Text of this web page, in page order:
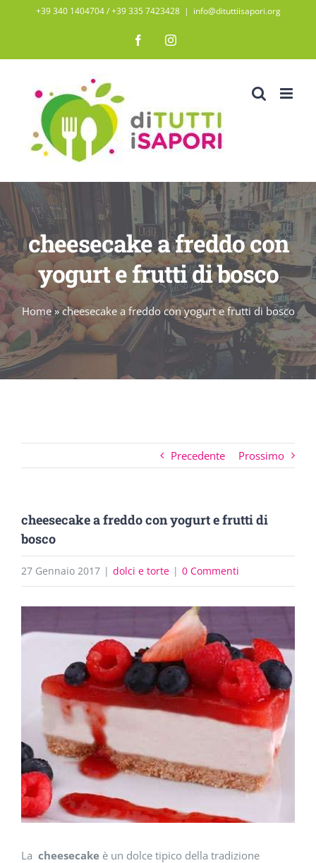
contenuto
+39 340 1404704 / ‭+39 335 7423428‬ | info@dituttiisapori.org
FacebookInstagram
cheesecake a freddo con
yogurt e frutti di bosco
Home»cheesecake a freddo con yogurt e frutti di bosco
Precedente Prossimo
cheesecake a freddo con yogurt e frutti di
bosco
27 Gennaio 2017 | dolci e torte | 0 Commenti
immagine
La cheesecake è un dolce tipico della tradizione